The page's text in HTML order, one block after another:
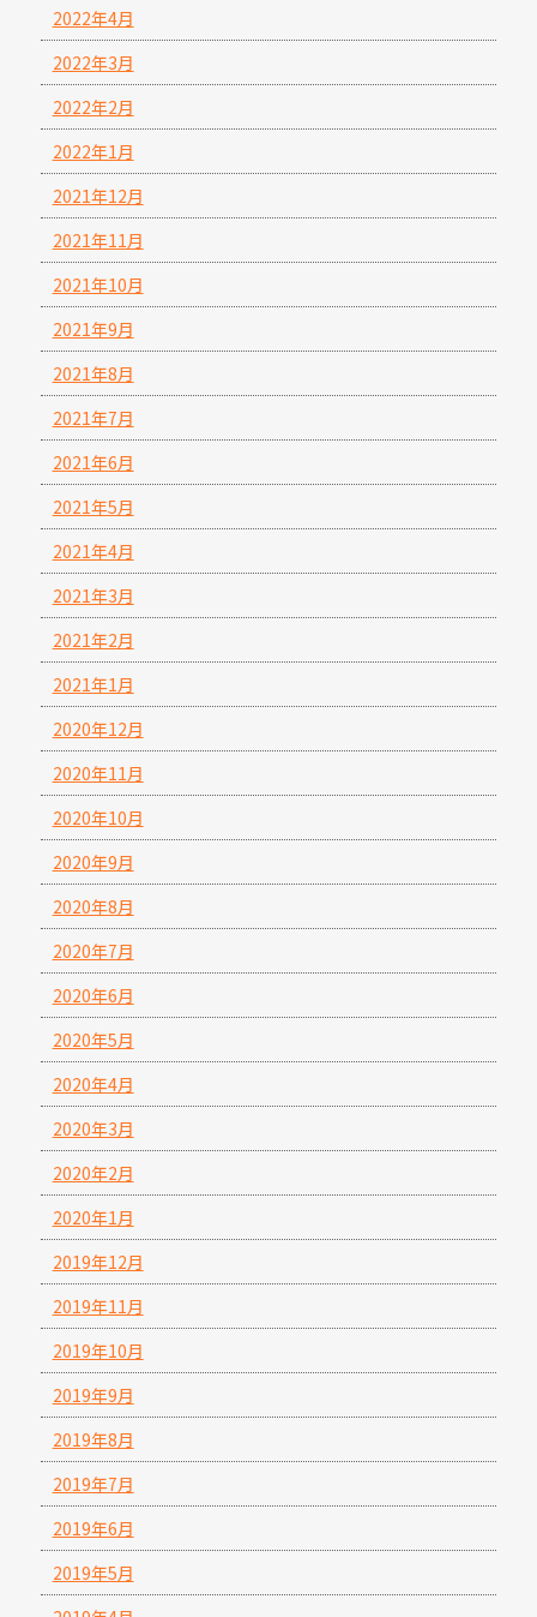
2022年4月
2022年3月
2022年2月
2022年1月
2021年12月
2021年11月
2021年10月
2021年9月
2021年8月
2021年7月
2021年6月
2021年5月
2021年4月
2021年3月
2021年2月
2021年1月
2020年12月
2020年11月
2020年10月
2020年9月
2020年8月
2020年7月
2020年6月
2020年5月
2020年4月
2020年3月
2020年2月
2020年1月
2019年12月
2019年11月
2019年10月
2019年9月
2019年8月
2019年7月
2019年6月
2019年5月